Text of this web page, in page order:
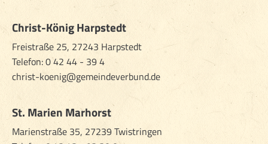
Christ-König Harpstedt
Freistraße 25, 27243 Harpstedt
Telefon:0 42 44 - 39 4
christ-koenig@gemeindeverbund.de
St. Marien Marhorst
Marienstraße 35, 27239 Twistringen